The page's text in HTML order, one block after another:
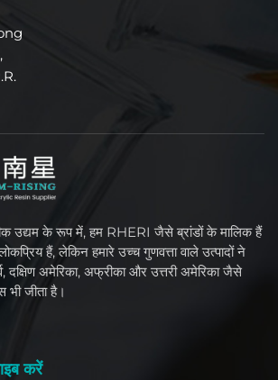
उद्यम के रूप में, हम RHERI जैसे ब्रांडों के मालिक हैं
हैं, लेकिन हमारे उच्च गुणवत्ता वाले उत्पादों ने
दक्षिण अमेरिका, अफ्रीका और उत्तरी अमेरिका जैसे
भी जीता है।
करें